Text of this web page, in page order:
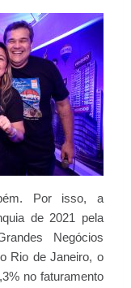
Por isso, a
de 2021 pela
Negócios
Rio de Janeiro, o
no faturamento